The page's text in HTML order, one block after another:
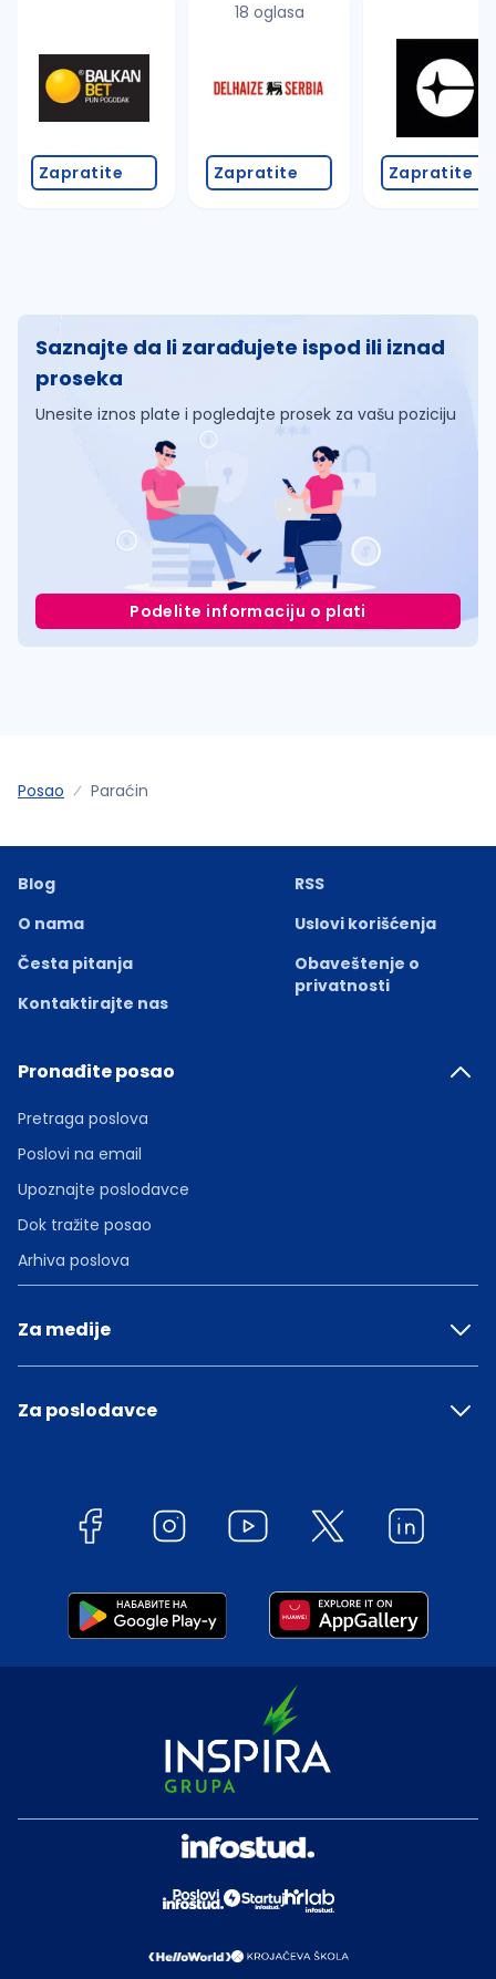
Zapratite
18 oglasa
Zapratite Zapratite
Saznajte da li zarađujete ispod ili iznad
proseka
Unesite iznos plate i pogledajte prosek za vašu poziciju
Podelite informaciju o plati
Posao Paraćin
Blog
O nama
Česta pitanja
Kontaktirajte nas
RSS
Uslovi korišćenja
Obaveštenje o
privatnosti
Pronađite posao
Pretraga poslova
Poslovi na email
Upoznajte poslodavce
Dok tražite posao
Arhiva poslova
Za medije
Za poslodavce